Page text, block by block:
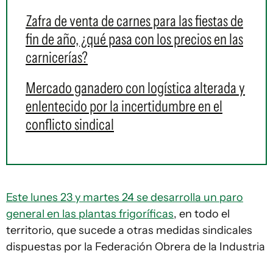
Zafra de venta de carnes para las fiestas de
fin de año, ¿qué pasa con los precios en las
carnicerías?
Mercado ganadero con logística alterada y
enlentecido por la incertidumbre en el
conflicto sindical
Este lunes 23 y martes 24 se desarrolla un paro
general en las plantas frigoríficas, en todo el
territorio, que sucede a otras medidas sindicales
dispuestas por la Federación Obrera de la Industria